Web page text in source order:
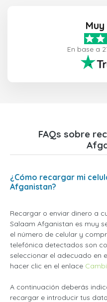
En base a
FAQs sobre
¿Cómo recargar mi
Afganistan?
Recargar o enviar dinero a
Salaam Afganistan es muy
el número de celular y
telefónica detectados son
seleccionar el adecuado en
hacer clic en el enlace
A continuación deberás
recargar e introducir tus